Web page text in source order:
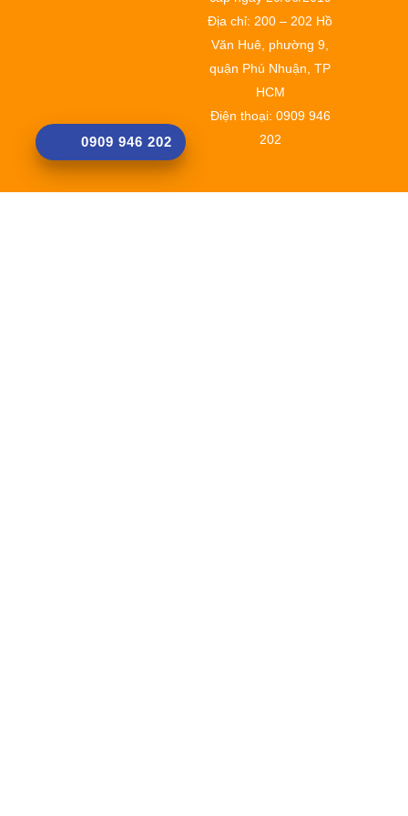
Địa chỉ: 200 – 202 Hồ
Văn Huê, phường 9,
quận Phú Nhuận, TP
HCM
Điện thoại: 0909 946
202
0909 946 202